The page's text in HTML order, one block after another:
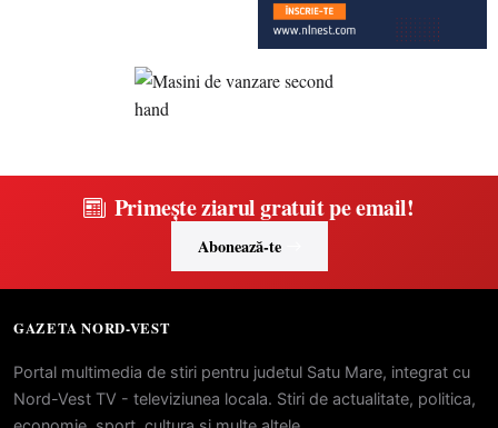
Primește ziarul gratuit pe email!
Abonează-te
GAZETA NORD-VEST
Portal multimedia de stiri pentru judetul Satu Mare, integrat cu
Nord-Vest TV - televiziunea locala. Stiri de actualitate, politica,